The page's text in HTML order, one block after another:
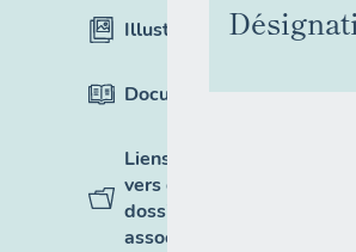
Illustrations
Documentation
Liens
vers des
dossiers
associés